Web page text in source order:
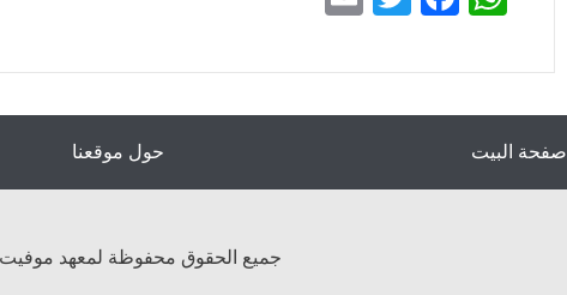
صفحة البيت حول موقعنا
جميع الحقوق محفوظة لمعهد موفيت 2026